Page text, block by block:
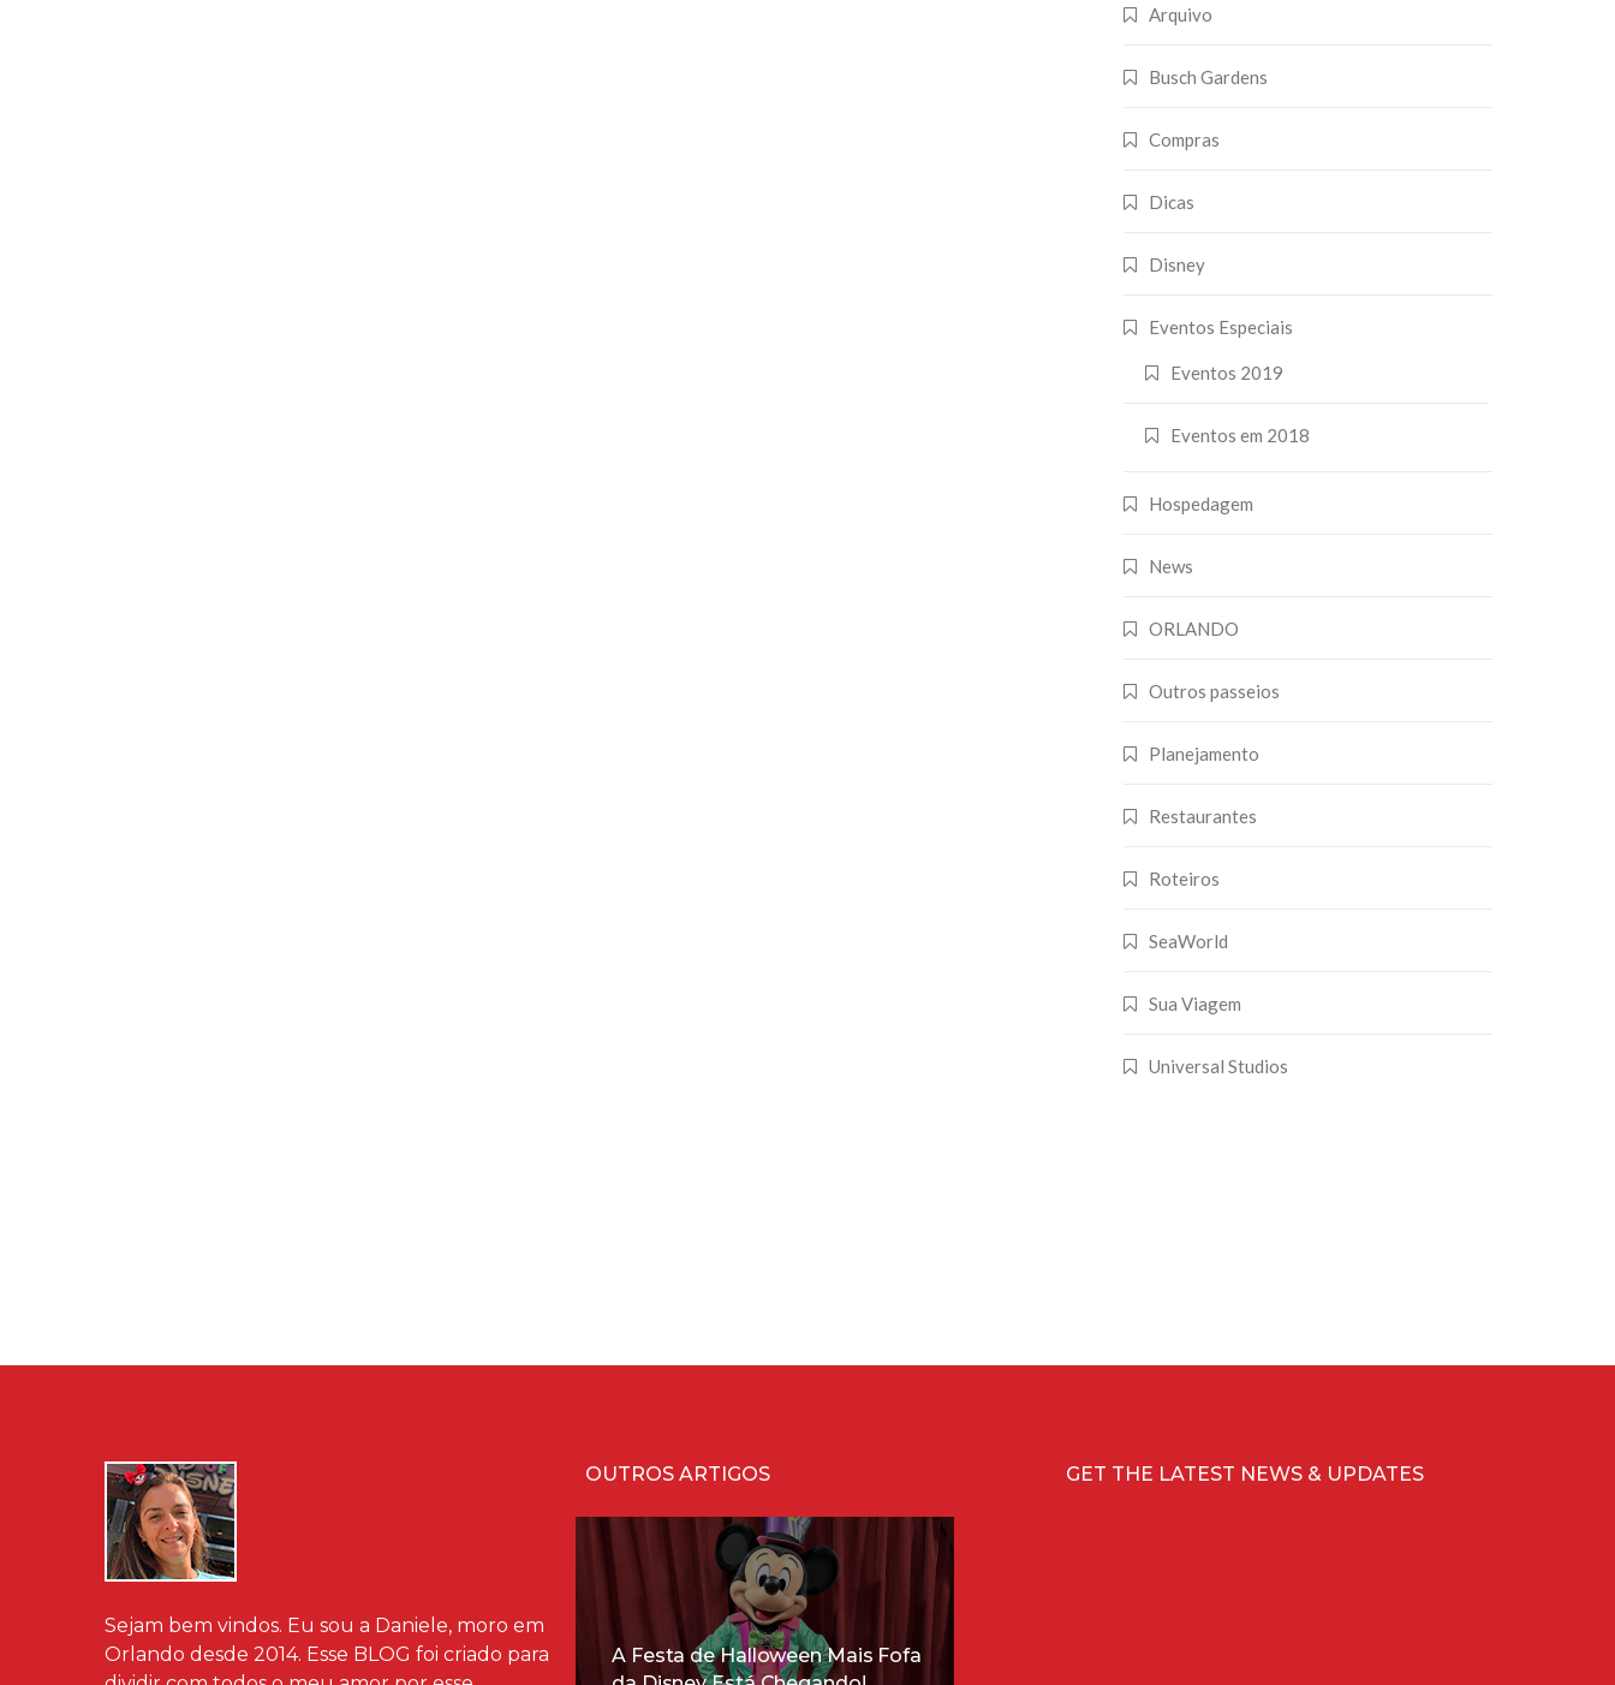
Arquivo
Busch Gardens
Compras
Dicas
Disney
Eventos Especiais
Eventos 2019
Eventos em 2018
Hospedagem
News
ORLANDO
Outros passeios
Planejamento
Restaurantes
Roteiros
SeaWorld
Sua Viagem
Universal Studios
Sejam bem vindos. Eu sou a Daniele, moro em
Orlando desde 2014. Esse BLOG foi criado para
OUTROS ARTIGOS
A Festa de Halloween Mais Fofa
GET THE LATEST NEWS & UPDATES